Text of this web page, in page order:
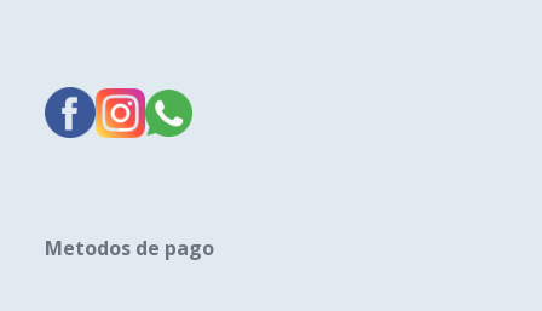
Metodos de pago